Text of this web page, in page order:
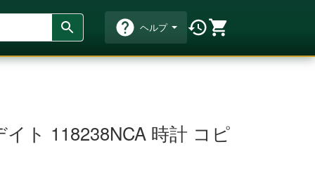
ヘルプ
ト 118238NCA 時計 コピ